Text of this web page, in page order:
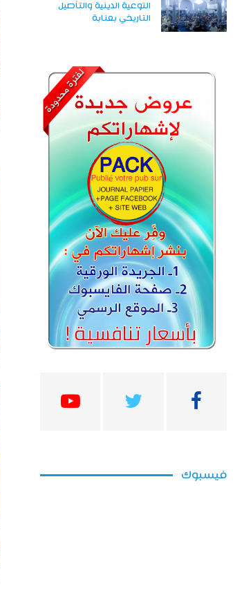
التوعية الدينية والتأصيل
التاريخي بعنابة
فيسبوك